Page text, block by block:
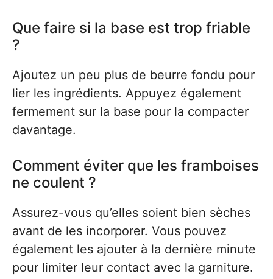
Que faire si la base est trop friable
?
Ajoutez un peu plus de beurre fondu pour
lier les ingrédients. Appuyez également
fermement sur la base pour la compacter
davantage.
Comment éviter que les framboises
ne coulent ?
Assurez-vous qu’elles soient bien sèches
avant de les incorporer. Vous pouvez
également les ajouter à la dernière minute
pour limiter leur contact avec la garniture.